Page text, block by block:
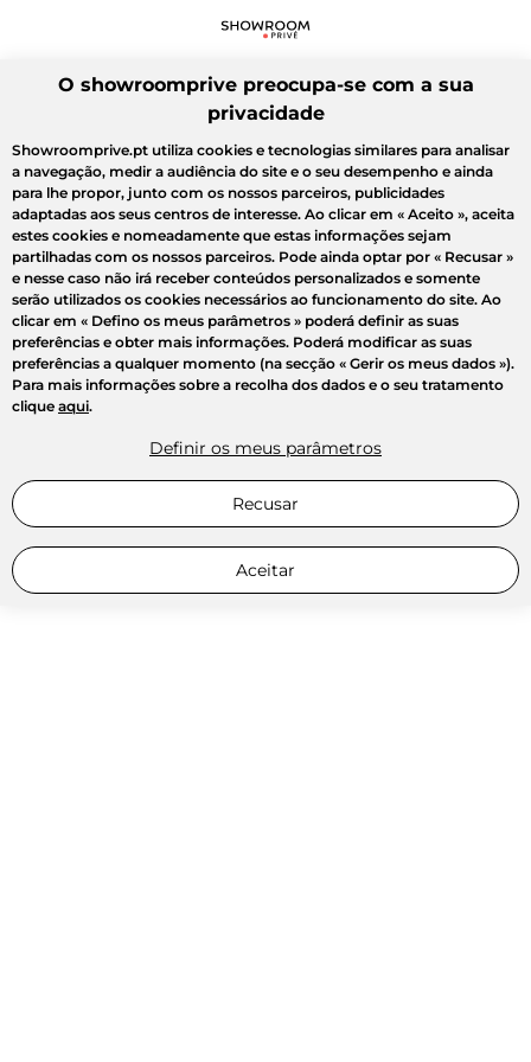
O showroomprive preocupa-se com a sua
privacidade
Showroomprive.pt utiliza cookies e tecnologias similares para analisar
a navegação, medir a audiência do site e o seu desempenho e ainda
para lhe propor, junto com os nossos parceiros, publicidades
adaptadas aos seus centros de interesse. Ao clicar em « Aceito », aceita
estes cookies e nomeadamente que estas informações sejam
partilhadas com os nossos parceiros. Pode ainda optar por « Recusar »
e nesse caso não irá receber conteúdos personalizados e somente
serão utilizados os cookies necessários ao funcionamento do site. Ao
clicar em « Defino os meus parâmetros » poderá definir as suas
preferências e obter mais informações. Poderá modificar as suas
preferências a qualquer momento (na secção « Gerir os meus dados »).
Para mais informações sobre a recolha dos dados e o seu tratamento
clique aqui.
Definir os meus parâmetros
Recusar
Aceitar